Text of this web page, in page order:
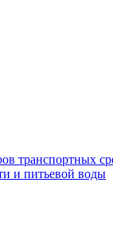
транспортных
и питьевой воды